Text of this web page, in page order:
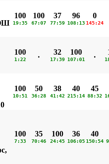
100
19:35
100
67:07
37
77:59
96
108:13
0
145:24
100
1:22
. 32
17:39
100
107:01
.
100
10:51
50
36:28
38
41:42
40
215:14
45
88:32
100
7:33
35
70:46
100
24:45
36
106:05
40
150:54